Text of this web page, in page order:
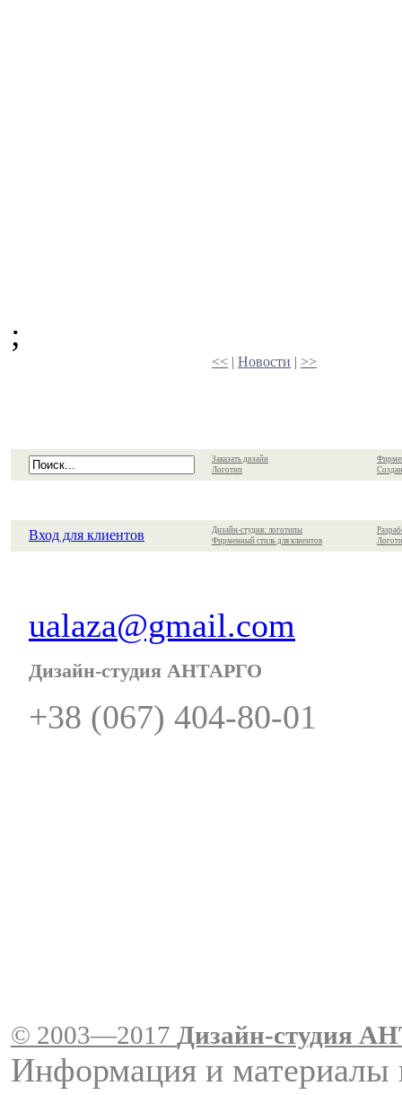
;
<< | Новости | >>
Заказать дизайн
Логотип
Вход для клиентов
Дизайн-студия: логотипы
Фирменный стиль для клиентов
ualaza@gmail.com
Дизайн-студия АНТАРГО
+38 (067) 404-80-01
© 2003—2017 Дизайн-студия
Информация и материалы